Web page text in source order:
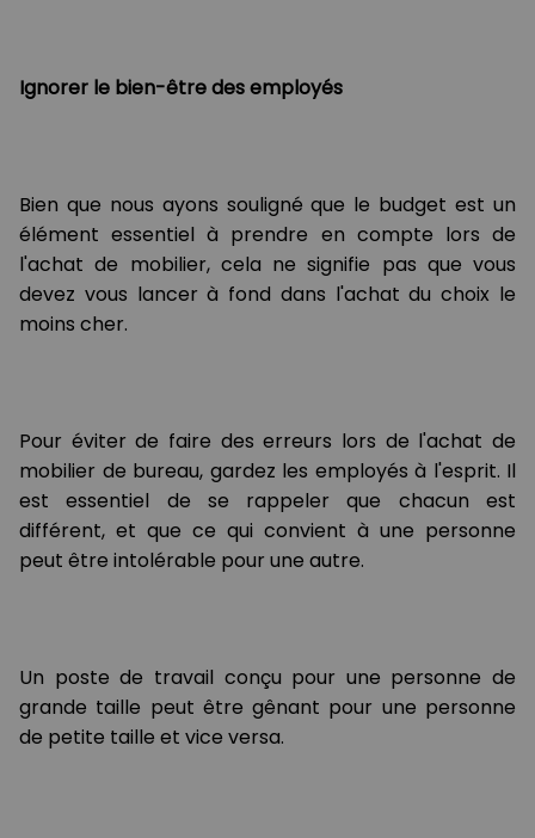
Ignorer le bien-être des employés
Bien que nous ayons souligné que le budget est un
élément essentiel à prendre en compte lors de
l'achat de mobilier, cela ne signifie pas que vous
devez vous lancer à fond dans l'achat du choix le
moins cher.
Pour éviter de faire des erreurs lors de l'achat de
mobilier de bureau, gardez les employés à l'esprit. Il
est essentiel de se rappeler que chacun est
différent, et que ce qui convient à une personne
peut être intolérable pour une autre.
Un poste de travail conçu pour une personne de
grande taille peut être gênant pour une personne
de petite taille et vice versa.